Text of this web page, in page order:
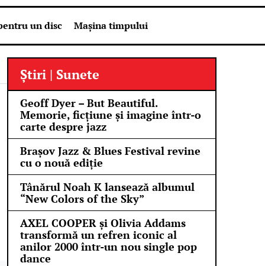
un disc Mașina timpului
Știri | Sunete
Geoff Dyer – But Beautiful.
Memorie, ficțiune și imagine într-o
carte despre jazz
Brașov Jazz & Blues Festival revine
cu o nouă ediție
Tânărul Noah K lansează albumul
“New Colors of the Sky”
AXEL COOPER și Olivia Addams
transformă un refren iconic al
anilor 2000 într-un nou single pop
dance